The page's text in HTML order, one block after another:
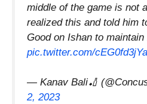
middle of the game is not
realized this and told him
Good on Ishan to
pic.twitter.com/cEG0fd3jYa
— Kanav Bali🏏
2, 2023